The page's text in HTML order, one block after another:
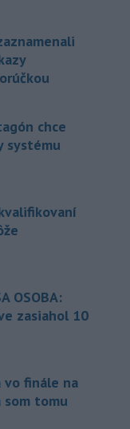
chce
systému
OSOBA:
zasiahol 10
vo finále na
som tomu